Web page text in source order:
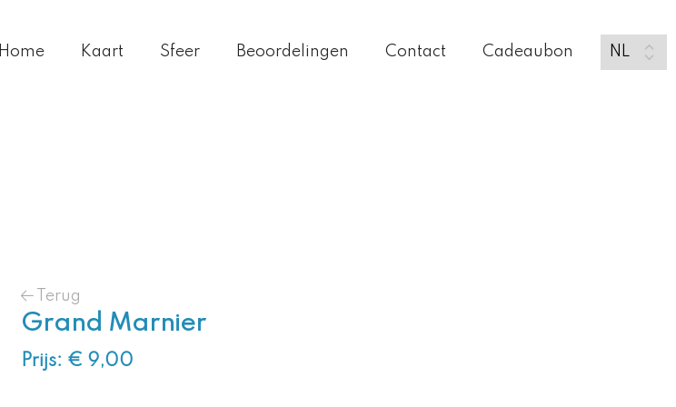
Home Kaart Sfeer Beoordelingen Contact Cadeaubon
Terug
Grand Marnier
Prijs: € 9,00